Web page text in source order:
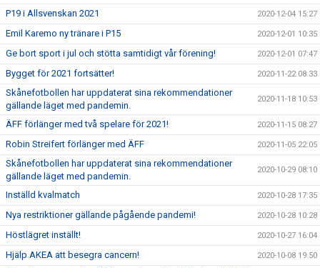
P19 i Allsvenskan 2021 2020-12-04 15:27
Emil Karemo ny tränare i P15 2020-12-01 10:35
Ge bort sport i jul och stötta samtidigt vår förening! 2020-12-01 07:47
Bygget för 2021 fortsätter! 2020-11-22 08:33
Skånefotbollen har uppdaterat sina rekommendationer
gällande läget med pandemin.
2020-11-18 10:53
ÄFF förlänger med två spelare för 2021! 2020-11-15 08:27
Robin Streifert förlänger med ÄFF 2020-11-05 22:05
Skånefotbollen har uppdaterat sina rekommendationer
gällande läget med pandemin.
2020-10-29 08:10
Inställd kvalmatch 2020-10-28 17:35
Nya restriktioner gällande pågående pandemi! 2020-10-28 10:28
Höstlägret inställt! 2020-10-27 16:04
Hjälp AKEA att besegra cancern! 2020-10-08 19:50